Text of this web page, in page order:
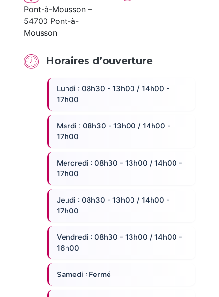
Pont-à-Mousson –
54700 Pont-à-
Mousson
Horaires d’ouverture
Lundi : 08h30 - 13h00 / 14h00 -
17h00
Mardi : 08h30 - 13h00 / 14h00 -
17h00
Mercredi : 08h30 - 13h00 / 14h00 -
17h00
Jeudi : 08h30 - 13h00 / 14h00 -
17h00
Vendredi : 08h30 - 13h00 / 14h00 -
16h00
Samedi : Fermé